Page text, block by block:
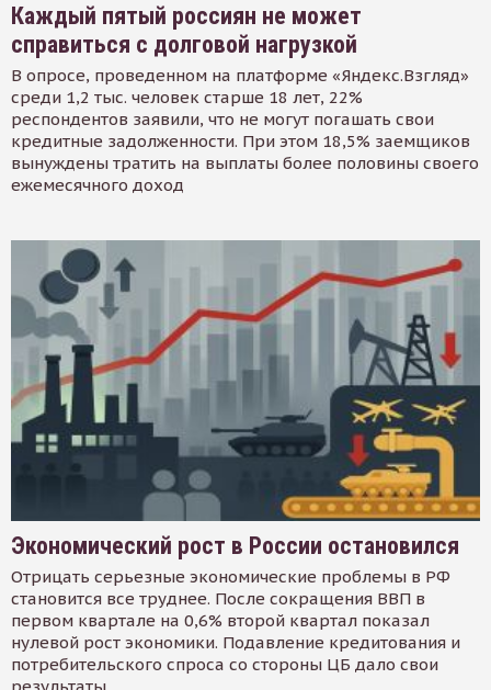
Каждый пятый россиян не может
справиться с долговой нагрузкой
В опросе, проведенном на платформе «Яндекс.Взгляд»
среди 1,2 тыс. человек старше 18 лет, 22%
респондентов заявили, что не могут погашать свои
кредитные задолженности. При этом 18,5% заемщиков
вынуждены тратить на выплаты более половины своего
ежемесячного доход
Экономический рост в России остановился
Отрицать серьезные экономические проблемы в РФ
становится все труднее. После сокращения ВВП в
первом квартале на 0,6% второй квартал показал
нулевой рост экономики. Подавление кредитования и
потребительского спроса со стороны ЦБ дало свои